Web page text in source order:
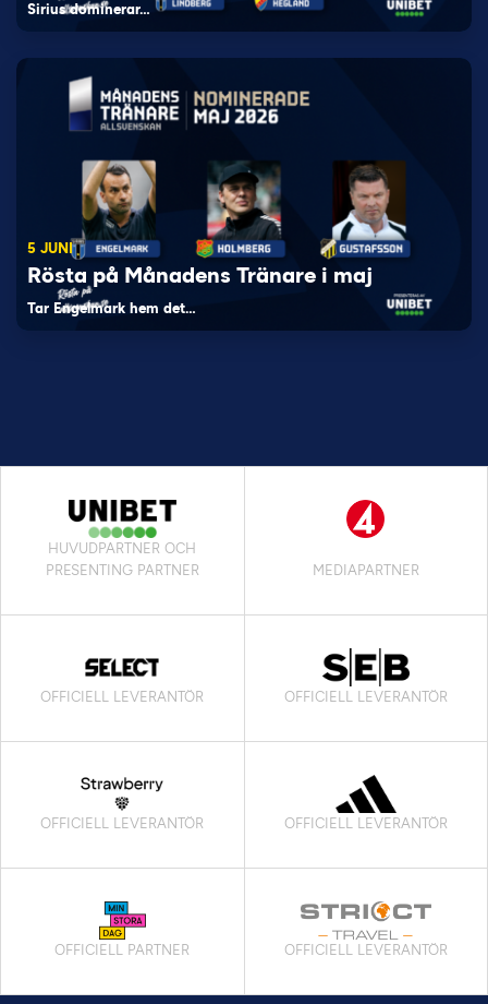
Sirius dominerar…
5 JUNI
Rösta på Månadens Tränare i maj
Tar Engelmark hem det…
HUVUDPARTNER OCH
PRESENTING PARTNER
MEDIAPARTNER
OFFICIELL LEVERANTÖR OFFICIELL LEVERANTÖR
OFFICIELL LEVERANTÖR OFFICIELL LEVERANTÖR
OFFICIELL PARTNER OFFICIELL LEVERANTÖR